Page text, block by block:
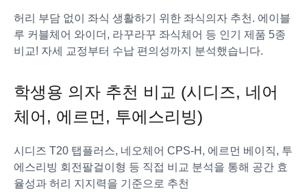
허리 부담 없이 좌식 생활하기 위한 좌식의자 추천. 에이블
루 커블체어 와이더, 라꾸라꾸 좌식체어 등 인기 제품 5종
비교! 자세 교정부터 수납 편의성까지 분석했습니다.
학생용 의자 추천 비교 (시디즈, 네어
체어, 에르먼, 투에스리빙)
시디즈 T20 탭플러스, 네오체어 CPS-H, 에르먼 베이직, 투
에스리빙 회전팔걸이형 등 직접 비교 분석을 통해 공간 효
율성과 허리 지지력을 기준으로 추천